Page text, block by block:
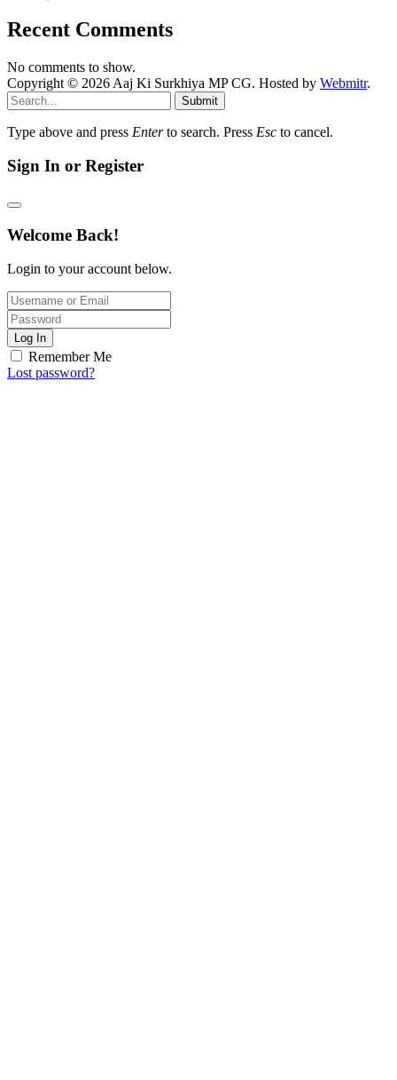
Recent Comments
No comments to show.
Copyright © 2026 Aaj Ki Surkhiya MP CG. Hosted by Webmitr.
Submit
Type above and press Enterto search. Press Esc to cancel.
Sign In or Register
Welcome Back!
Login to your account below.
Log In
Remember Me
Lost password?